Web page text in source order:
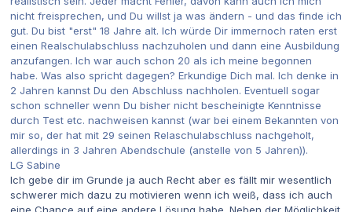
nicht freisprechen, und Du willst ja was ändern - und das finde ich
gut. Du bist "erst" 18 Jahre alt. Ich würde Dir immernoch raten erst
einen Realschulabschluss nachzuholen und dann eine Ausbildung
anzufangen. Ich war auch schon 20 als ich meine begonnen
habe. Was also spricht dagegen? Erkundige Dich mal. Ich denke in
2 Jahren kannst Du den Abschluss nachholen. Eventuell sogar
schon schneller wenn Du bisher nicht bescheinigte Kenntnisse
durch Test etc. nachweisen kannst (war bei einem Bekannten von
mir so, der hat mit 29 seinen Relaschulabschluss nachgeholt,
allerdings in 3 Jahren Abendschule (anstelle von 5 Jahren)).
LG Sabine
Ich gebe dir im Grunde ja auch Recht aber es fällt mir wesentlich
schwerer mich dazu zu motivieren wenn ich weiß, dass ich auch
eine Chance auf eine andere Lösung habe. Neben der Möglichkeit